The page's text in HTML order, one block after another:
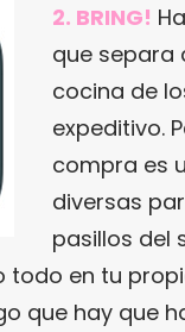
2. BRING!
que separa
cocina de
expeditivo.
compra es
diversas
pasillos del
todo en tu
que hay que